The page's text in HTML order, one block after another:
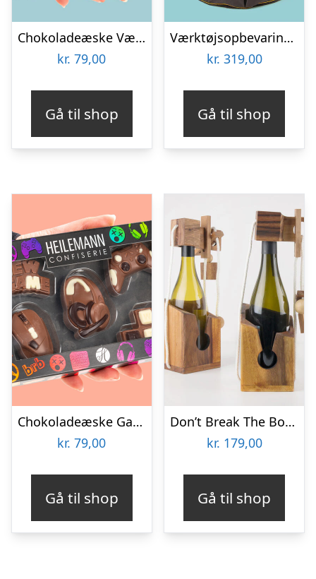
Chokoladeæske Værktøj
kr. 79,00
Gå til shop
Værktøjsopbevaring til spand
kr. 319,00
Gå til shop
Chokoladeæske Gaming
kr. 79,00
Gå til shop
Don’t Break The Bottle
kr. 179,00
Gå til shop